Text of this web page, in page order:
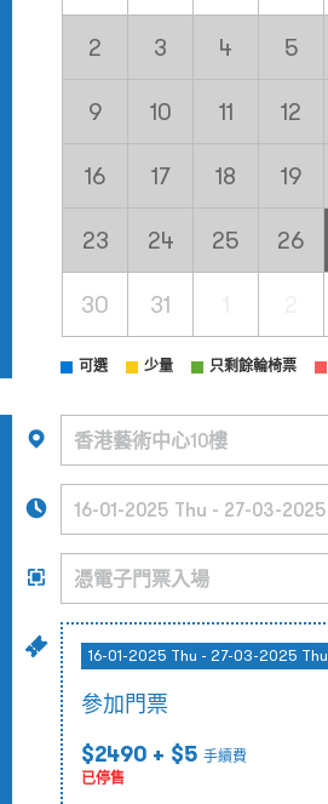
2 3 4 5
9 10 11 12
16 17 18 19
23 24 25 26
30 31
可選 少量 只剩餘輪椅票
16-01-2025 Thu - 27-03-2025 Thu
參加門票
$2490 + $5 手續費
已停售